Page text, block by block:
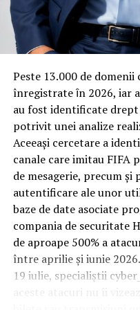
De asemenea, v-am
Rotația
materiale
Spre diferență de o
trece printr-un ciclu de
bagaje trase pe roți,
rezervări consecutive în
frecvență ridicată de
orice suprafață, iar
elemente afectate
patului și a ușii de acces.
În etapa de renovare
care iau în calcul
cu rotație mare reduc
decolorare vizibilă în
o decizie care ține mai
Peste 13.000 de domenii
înregistrate ȋn 2026, iar
au fost identificate drept
potrivit unei analize
Aceeași cercetare a
canale care imitau FIFA
de mesagerie, precum și
autentificare ale unor
baze de date asociate
compania de securitate
de aproape 500% a
între aprilie și iunie
19 iulie, specialiștii